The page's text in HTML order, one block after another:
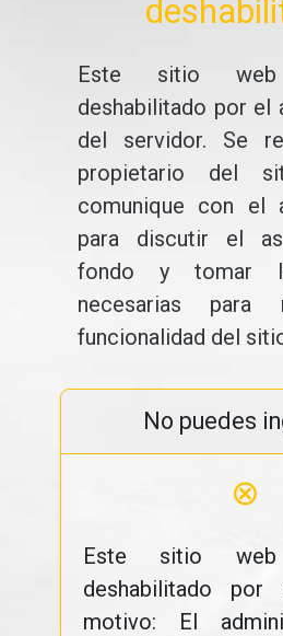
Este sitio
deshabilitado por el
del servidor. Se
propietario del
comunique con el
para discutir el
fondo y tomar
necesarias para
funcionalidad del
No puedes
⊗
Este sitio
deshabilitado por
motivo: El